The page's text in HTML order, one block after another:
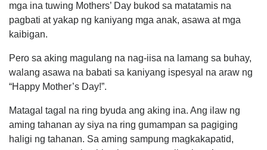
mga ina tuwing Mothers’ Day bukod sa matatamis na
pagbati at yakap ng kaniyang mga anak, asawa at mga
kaibigan.
Pero sa aking magulang na nag-iisa na lamang sa buhay,
walang asawa na babati sa kaniyang ispesyal na araw ng
“Happy Mother’s Day!”.
Matagal tagal na ring byuda ang aking ina. Ang ilaw ng
aming tahanan ay siya na ring gumampan sa pagiging
haligi ng tahanan. Sa aming sampung magkakapatid,